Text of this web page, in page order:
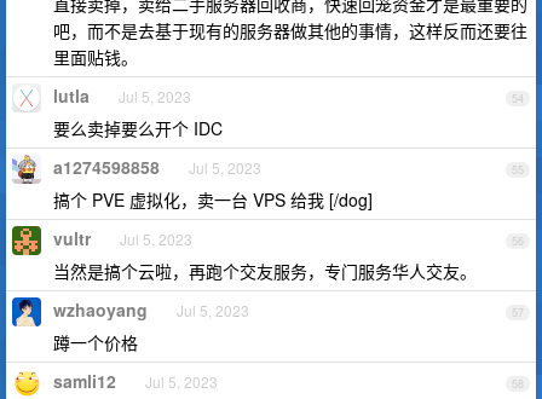
吧，而不是去基于现有的服务器做其他的事情，这样反而还要往
里面贴钱。
54
lutla Jul 5, 2023
要么卖掉要么开个 IDC
55
a1274598858 Jul 5, 2023
搞个 PVE 虚拟化，卖一台 VPS 给我 [/dog]
56
vultr Jul 5, 2023
当然是搞个云啦，再跑个交友服务，专门服务华人交友。
57
wzhaoyang Jul 5, 2023
蹲一个价格
58
samli12 Jul 5, 2023